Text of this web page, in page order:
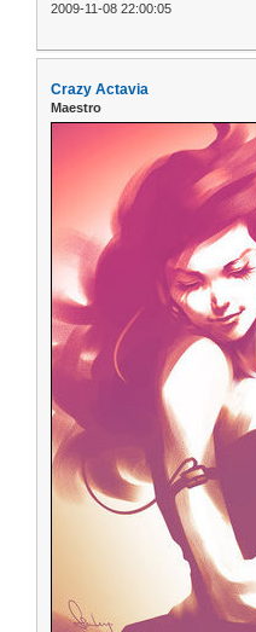
2009-11-08 22:00:05
Crazy Actavia
Maestro